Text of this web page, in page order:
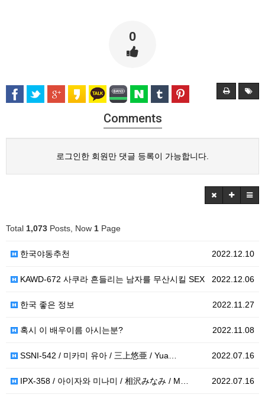
0
Comments
로그인한 회원만 댓글 등록이 가능합니다.
Total 1,073 Posts, Now 1 Page
2022.12.10
한국야동추천
2022.12.06
KAWD-672 사쿠라 흔들리는 남자를 무산시킬 SEX
2022.11.27
한국 좋은 정보
2022.11.08
혹시 이 배우이름 아시는분?
2022.07.16
SSNI-542 / 미카미 유아 / 三上悠亜 / Yua…
2022.07.16
IPX-358 / 아이자와 미나미 / 相沢みなみ / M…